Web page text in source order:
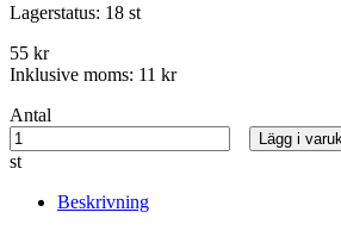
Lagerstatus: 18 st
55 kr
Inklusive moms: 11 kr
Antal
st
Lägg i
Beskrivning